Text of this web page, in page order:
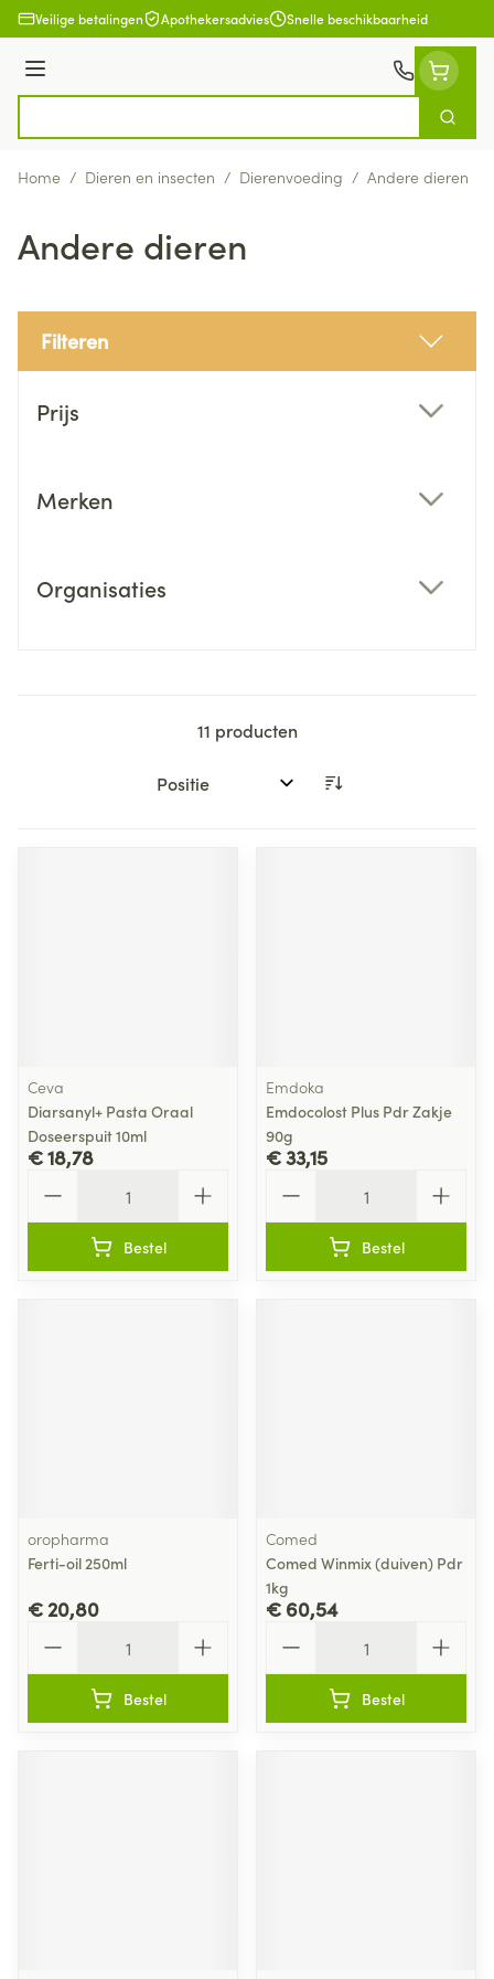
Ga naar de inhoud
Veilige betalingen Apothekersadvies Snelle beschikbaarheid
Menu
Zoek
Home / Dieren en insecten / Dierenvoeding / Andere dieren
Andere dieren
Filteren
Prijs
Merken
Organisaties
11 producten
Sorteer op:
Ceva
Diarsanyl+ Pasta Oraal
Doseerspuit 10ml
€ 18,78
Bestel
Emdoka
Emdocolost Plus Pdr Zakje
90g
€ 33,15
Bestel
oropharma
Ferti-oil 250ml
€ 20,80
Bestel
Comed
Comed Winmix (duiven) Pdr
1kg
€ 60,54
Bestel